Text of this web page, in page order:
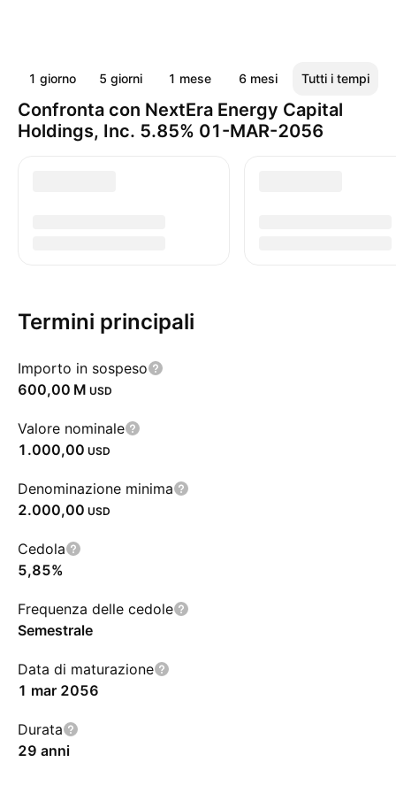
1 giorno 5 giorni 1 mese 6 mesi Tutti i tempi
Confronta con NextEra Energy Capital
Holdings, Inc. 5.85% 01-MAR-2056
Termini principali
Importo in sospeso
‪600,00 M‬ USD
Valore nominale
1.000,00 USD
Denominazione minima
2.000,00 USD
Cedola
5,85%
Frequenza delle cedole
Semestrale
Data di maturazione
1 mar 2056
Durata
29 anni